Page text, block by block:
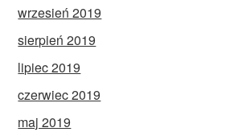
wrzesień 2019
sierpień 2019
lipiec 2019
czerwiec 2019
maj 2019